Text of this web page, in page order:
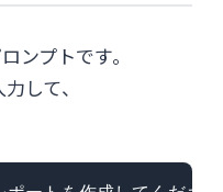
ンプトです。
して、